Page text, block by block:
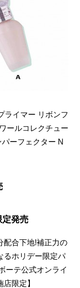
ライマー リボンフ
ールコレクチュー
ーフェクター N
発売
配合下地!補正力の
るホリデー限定パ
ーテ公式オンライ
限定】